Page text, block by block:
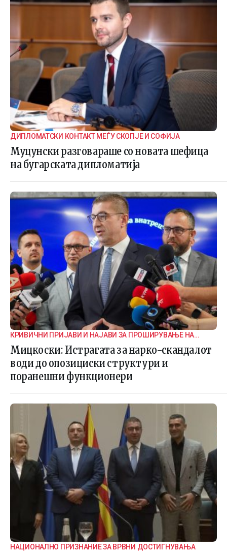
ДИПЛОМАТСКИ КОНТАКТ МЕЃУ СКОПЈЕ И СОФИЈА
Муцунски разговараше со новата шефица
на бугарската дипломатија
КРИВИЧНИ ПРИЈАВИ И НАЈАВИ ЗА ПРОШИРУВАЊЕ НА
ИСТРАГАТА
Мицкоски: Истрагата за нарко-скандалот
води до опозициски структури и
поранешни функционери
НАЦИОНАЛНО ПРИЗНАНИЕ ЗА ВРВНИ ДОСТИГНУВАЊА